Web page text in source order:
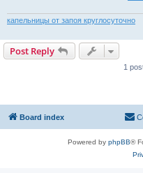
капельницы от запоя круглосуточно
Post Reply
1
Board index
Powered by phpBB®